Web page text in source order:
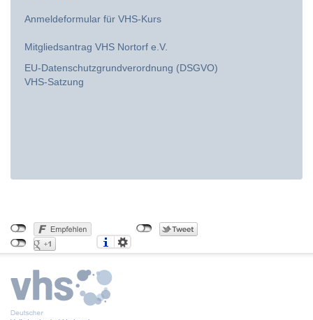
Anmeldeformular für VHS-Kurs
Mitgliedsantrag VHS Nortorf e.V.
EU-Datenschutzgrundverordnung (DSGVO)
VHS-Satzung